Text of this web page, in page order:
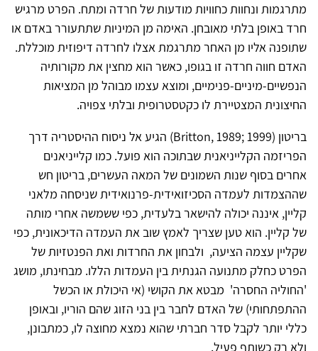
מתרגמות ונחוות כחוויות מודעות של חרדה ומתח. הפרט מרגיש
חרד באופן בלתי מאובחן. האימה מן המיניות שתתעורר באדם או
שתופנה אליו מן האחר מתרגמת אצלו לחרדה דיפוזית מוכללת.
האדם חווה חרדה זו בגופו, כאשר הוא מחצין את מקורותיה
הנפשיים-מיניים-פנימיים, ומוצא עצמו מבוהל מן המציאות
החיצונית המצטיירת לו כקטסטרופית ובלתי צפויה.
בריטון (Britton, 1989; 1999) הגיע אל ניסוח ההיסטריה דרך
הפריזמה הקלייניאנית שבתוכה הוא פועל. כמו קלייניאנים
אחרים בסוף שנות השמונים של המאה העשרים, בריטון חש
שההצמדות לעמדה הסכיזואידית-פרנואידית שניסחה מלאני
קליין, איננה יכולה להישאר בלעדית, כפי ששמשה אחרי מותה
של קליין. הוא טען שצריך לאמץ שוב את העמדה הדיכאונית, כפי
שקליין עצמה הציעה, ולבחון את החרדות ואת הפנטזיות של
הפרט כחלק מתנועה הגנתית בין העמדות הללו. מבחינתו, מושג
'החוליה החסרה' מבטא את הקושי (אי היכולת או הכשל
ההתפתחותי) של האדם לחבר בין בני הזוג שהם הוריו, ובאופן
כללי יותר לקבל סדר חברתי שהוא נמצא מחוצה לו, כמתבונן,
ולא רק כשותף פעיל.